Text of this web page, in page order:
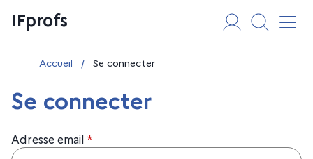
au
contenu
IFprofs
Vous êtes ici :
Accueil / Se connecter
Se connecter
Adresse email *